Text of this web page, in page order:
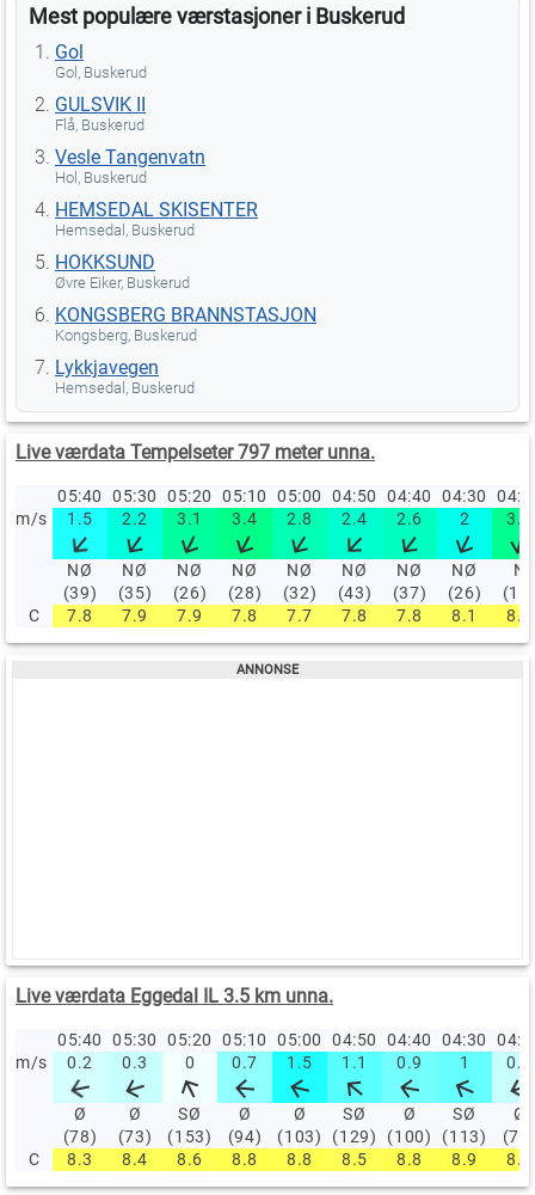
Mest populære værstasjoner i Buskerud
Gol
Gol, Buskerud
GULSVIK II
Flå, Buskerud
Vesle Tangenvatn
Hol, Buskerud
HEMSEDAL SKISENTER
Hemsedal, Buskerud
HOKKSUND
Øvre Eiker, Buskerud
KONGSBERG BRANNSTASJON
Kongsberg, Buskerud
Lykkjavegen
Hemsedal, Buskerud
Live værdata Tempelseter 797 meter unna.
05:40 05:30 05:20 05:10 05:00 04:50 04:40 04:30
m/s
1.5 2.2 3.1 3.4 2.8 2.4 2.6 2 3.3
NØ
(39)
NØ
(35)
NØ
(26)
NØ
(28)
NØ
(32)
NØ
(43)
NØ
(37)
NØ
(26)
N
C
7.8 7.9 7.9 7.8 7.7 7.8 7.8 8.1 8.4
Live værdata Eggedal IL 3.5 km unna.
05:40 05:30 05:20 05:10 05:00 04:50 04:40 04:30
m/s
0.2 0.3 0 0.7 1.5 1.1 0.9 1 0.3
Ø
(78)
Ø
(73)
SØ
(153)
Ø
(94)
Ø
(103)
SØ
(129)
Ø
(100)
SØ
(113)
Ø
C
8.3 8.4 8.6 8.8 8.8 8.5 8.8 8.9 8.6